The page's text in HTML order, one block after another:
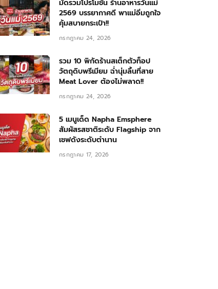
มัดรวมโปรโมชั่น ร้านอาหารวันแม่
2569 บรรยากาศดี พาแม่อิ่มถูกใจ
คุ้มสบายกระเป๋า!!
กรกฎาคม 24, 2026
รวม 10 พิกัดร้านสเต็กตัวท็อป
วัตถุดิบพรีเมียม ฉ่ำนุ่มลิ้นที่สาย
Meat Lover ต้องไม่พลาด!!
กรกฎาคม 24, 2026
5 เมนูเด็ด Napha Emsphere
สัมผัสรสชาติระดับ Flagship จาก
เชฟดังระดับตำนาน
กรกฎาคม 17, 2026